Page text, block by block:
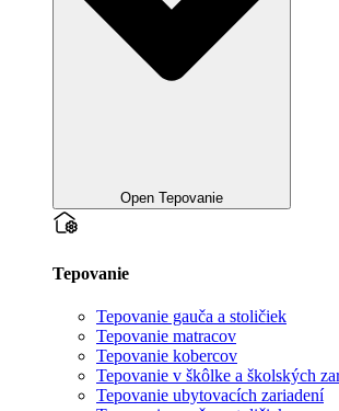
Open Tepovanie
Tepovanie
Tepovanie gauča a stoličiek
Tepovanie matracov
Tepovanie kobercov
Tepovanie v škôlke a školských
Tepovanie ubytovacích zariadení